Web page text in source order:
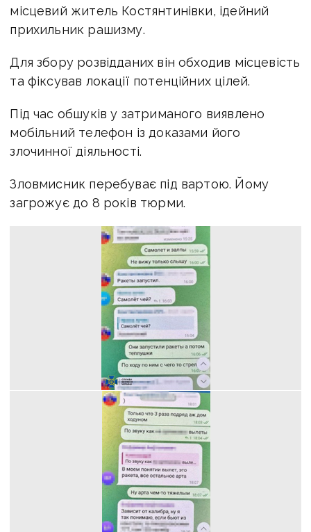
місцевий житель Костянтинівки, ідейний
прихильник рашизму.
Для збору розвідданих він обходив місцевість
та фіксував локації потенційних цілей.
Під час обшуків у затриманого виявлено
мобільний телефон із доказами його
злочинної діяльності.
Зловмисник перебуває під вартою. Йому
загрожує до 8 років тюрми.